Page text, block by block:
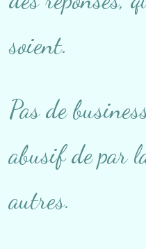
soient.
Pas de
abusif de par
autres.